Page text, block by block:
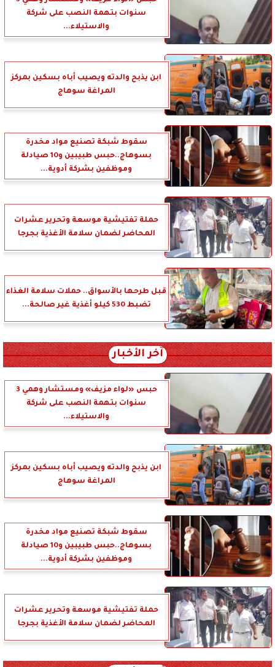
سنوات بتهمة النصب على شركة
والاستيلاء...
ابن يذبح والدته ويصيب أباه بسكين بمركز
المراغة سوهاج
سقوط شبكة تصنيع مواد مخدرة
بسوهاج..حبس طبيبين و10 صيادلة
وموظفين بشركة أدوية...
حملة تفتيشية موسعة وتحرير عشرات
المحاضر لضمان سلامة الأغذية بجرجا
قبل طرحها بالأسواق.. حملات سلامة الغذاء
تضبط 530 كيلو أغذية غير صالحة...
آخر الأخبار
حبس «لواء مزيف» ومستشار وهمي 3
سنوات بتهمة النصب على شركة
والاستيلاء...
ابن يذبح والدته ويصيب أباه بسكين بمركز
المراغة سوهاج
سقوط شبكة تصنيع مواد مخدرة
بسوهاج..حبس طبيبين و10 صيادلة
وموظفين بشركة أدوية...
حملة تفتيشية موسعة وتحرير عشرات
المحاضر لضمان سلامة الأغذية بجرجا